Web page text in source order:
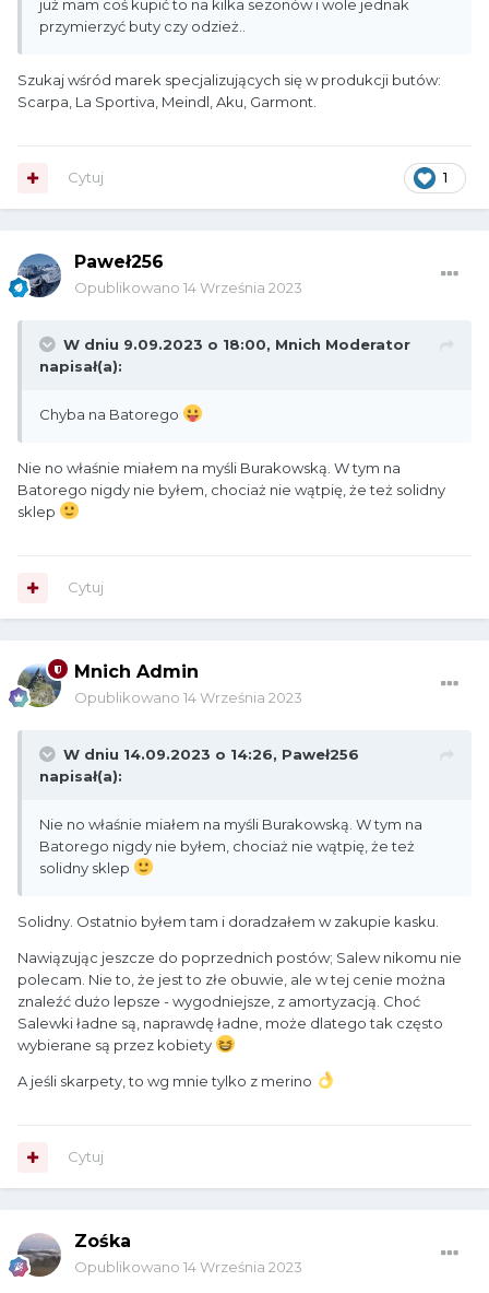
już mam coś kupić to na kilka sezonów i wole jednak
przymierzyć buty czy odzież..
Szukaj wśród marek specjalizujących się w produkcji butów:
Scarpa, La Sportiva, Meindl, Aku, Garmont.
1
Cytuj
Paweł256
Opublikowano 14 Września 2023
W dniu 9.09.2023 o 18:00, Mnich Moderator
napisał(a):
Chyba na Batorego
Nie no właśnie miałem na myśli Burakowską. W tym na
Batorego nigdy nie byłem, chociaż nie wątpię, że też solidny
sklep
Cytuj
Mnich Admin
Opublikowano 14 Września 2023
W dniu 14.09.2023 o 14:26, Paweł256
napisał(a):
Nie no właśnie miałem na myśli Burakowską. W tym na
Batorego nigdy nie byłem, chociaż nie wątpię, że też
solidny sklep
Solidny. Ostatnio byłem tam i doradzałem w zakupie kasku.
Nawiązując jeszcze do poprzednich postów; Salew nikomu nie
polecam. Nie to, że jest to złe obuwie, ale w tej cenie można
znaleźć dużo lepsze - wygodniejsze, z amortyzacją. Choć
Salewki ładne są, naprawdę ładne, może dlatego tak często
wybierane są przez kobiety
A jeśli skarpety, to wg mnie tylko z merino
Cytuj
Zośka
Opublikowano 14 Września 2023